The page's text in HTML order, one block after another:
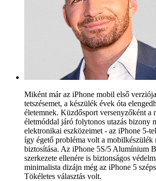
Miként már az iPhone mobil első
tetszésemet, a készülék évek óta
életemnek. Küzdősport versenyzőként a
életmóddal járó folytonos utazás bizony
elektronikai eszközeimet - az iPhone 5-
így égető probléma volt a mobilkészülék
biztosítása. Az iPhone 5S/5 Alumínium
szerkezete ellenére is biztonságos
minimalista dizájn még az iPhone 5
Tökéletes választás volt.